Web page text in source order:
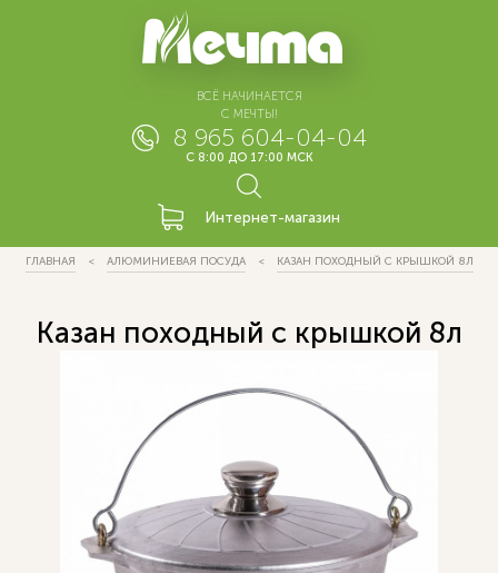
ВСЁ НАЧИНАЕТСЯ
С МЕЧТЫ!
8 965 604-04-04
С 8:00 ДО 17:00 МСК
Интернет-магазин
ГЛАВНАЯ АЛЮМИНИЕВАЯ ПОСУДА КАЗАН ПОХОДНЫЙ С КРЫШКОЙ 8Л
Казан походный с крышкой 8л